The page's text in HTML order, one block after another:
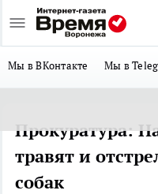
Мы в ВКонтакте Мы в
Прокуратура:
травят и
собак